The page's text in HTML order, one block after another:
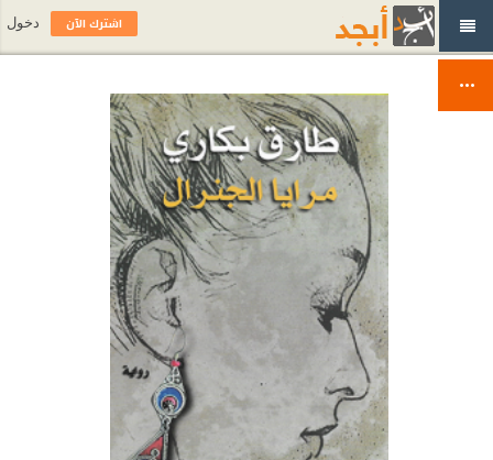
اشترك الآن دخول